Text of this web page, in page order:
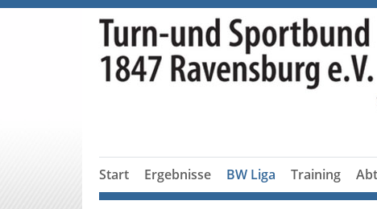
Start Ergebnisse BW Liga Training